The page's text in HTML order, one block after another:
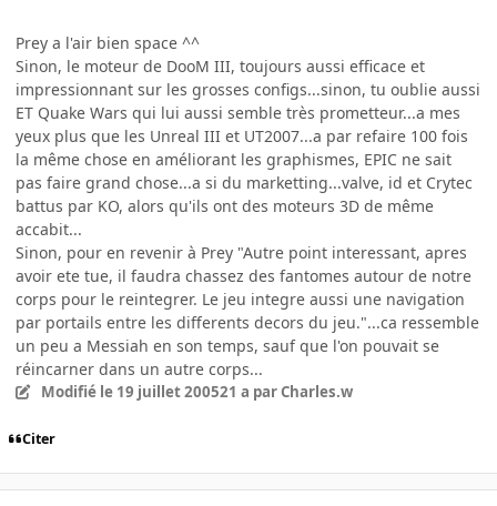
Prey a l'air bien space ^^
Sinon, le moteur de DooM III, toujours aussi efficace et
impressionnant sur les grosses configs...sinon, tu oublie aussi
ET Quake Wars qui lui aussi semble très prometteur...a mes
yeux plus que les Unreal III et UT2007...a par refaire 100 fois
la même chose en améliorant les graphismes, EPIC ne sait
pas faire grand chose...a si du marketting...valve, id et Crytec
battus par KO, alors qu'ils ont des moteurs 3D de même
accabit...
Sinon, pour en revenir à Prey "Autre point interessant, apres
avoir ete tue, il faudra chassez des fantomes autour de notre
corps pour le reintegrer. Le jeu integre aussi une navigation
par portails entre les differents decors du jeu."...ca ressemble
un peu a Messiah en son temps, sauf que l'on pouvait se
réincarner dans un autre corps...
Modifié le 19 juillet 200521 a par Charles.w
Citer